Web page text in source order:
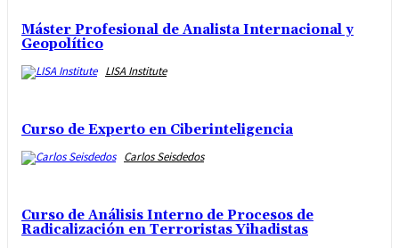
Máster Profesional de Analista Internacional y
Geopolítico
LISA Institute
Curso de Experto en Ciberinteligencia
Carlos Seisdedos
Curso de Análisis Interno de Procesos de
Radicalización en Terroristas Yihadistas